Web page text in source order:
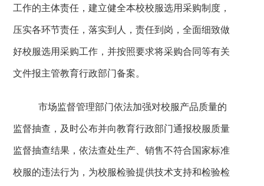
工作的主体责任，建立健全本校校服选用采购制度，
压实各环节责任，落实到人，责任到岗，全面细致做
好校服选用采购工作，并按照要求将采购合同等有关
文件报主管教育行政部门备案。
市场监督管理部门依法加强对校服产品质量的
监督抽查，及时公布并向教育行政部门通报校服质量
监督抽查结果，依法查处生产、销售不符合国家标准
校服的违法行为，为校服检验提供技术支持和检验检